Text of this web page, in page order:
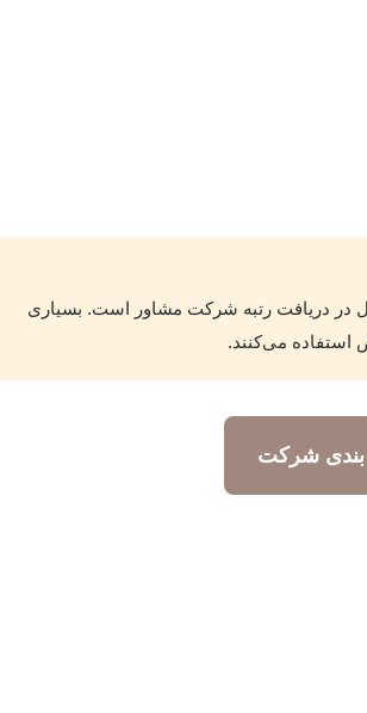
در دریافت رتبه شرکت مشاور است. بسیاری
استفاده می‌کنند.
شرکت